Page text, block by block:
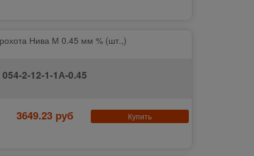
Нива М 0.45 мм % (шт.,)
054-2-12-1-1А-0.45
3649.23 руб Купить